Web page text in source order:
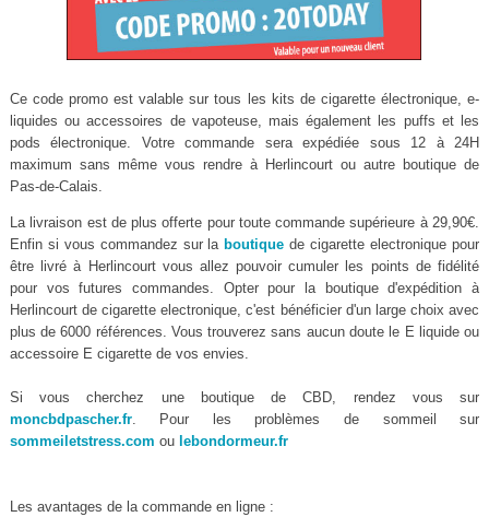
Ce code promo est valable sur tous les kits de cigarette électronique, e-
liquides ou accessoires de vapoteuse, mais également les puffs et les
pods électronique. Votre commande sera expédiée sous 12 à 24H
maximum sans même vous rendre à Herlincourt ou autre boutique de
Pas-de-Calais.
La livraison est de plus offerte pour toute commande supérieure à 29,90€.
Enfin si vous commandez sur la boutique de cigarette electronique pour
être livré à Herlincourt vous allez pouvoir cumuler les points de fidélité
pour vos futures commandes. Opter pour la boutique d'expédition à
Herlincourt de cigarette electronique, c'est bénéficier d'un large choix avec
plus de 6000 références. Vous trouverez sans aucun doute le E liquide ou
accessoire E cigarette de vos envies.
Si vous cherchez une boutique de CBD, rendez vous sur
moncbdpascher.fr. Pour les problèmes de sommeil sur
sommeiletstress.com ou lebondormeur.fr
Les avantages de la commande en ligne :